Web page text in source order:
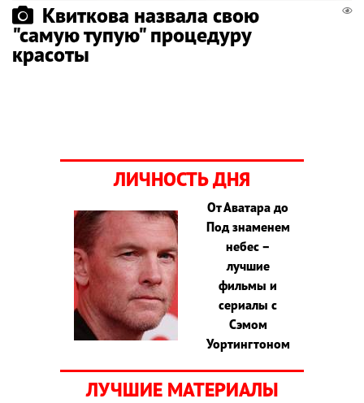
Квиткова назвала свою
"самую тупую" процедуру
красоты
ЛИЧНОСТЬ ДНЯ
От Аватара до
Под знаменем
небес –
лучшие
фильмы и
сериалы с
Сэмом
Уортингтоном
ЛУЧШИЕ МАТЕРИАЛЫ